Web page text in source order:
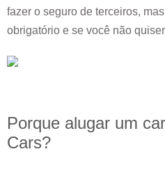
fazer o seguro de terceiros,
obrigatório e se você não
Porque alugar um
Cars?